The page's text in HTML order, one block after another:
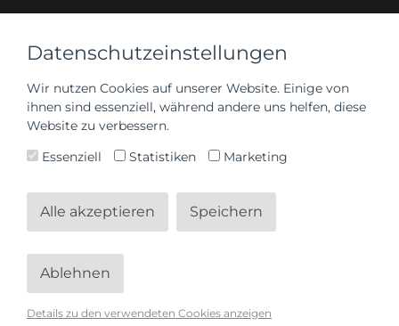
Datenschutzeinstellungen
Wir nutzen Cookies auf unserer Website. Einige von
ihnen sind essenziell, während andere uns helfen, diese
Website zu verbessern.
Essenziell
Statistiken Marketing
Alle akzeptieren Speichern
Ablehnen
Details zu den verwendeten Cookies anzeigen
Anmelden